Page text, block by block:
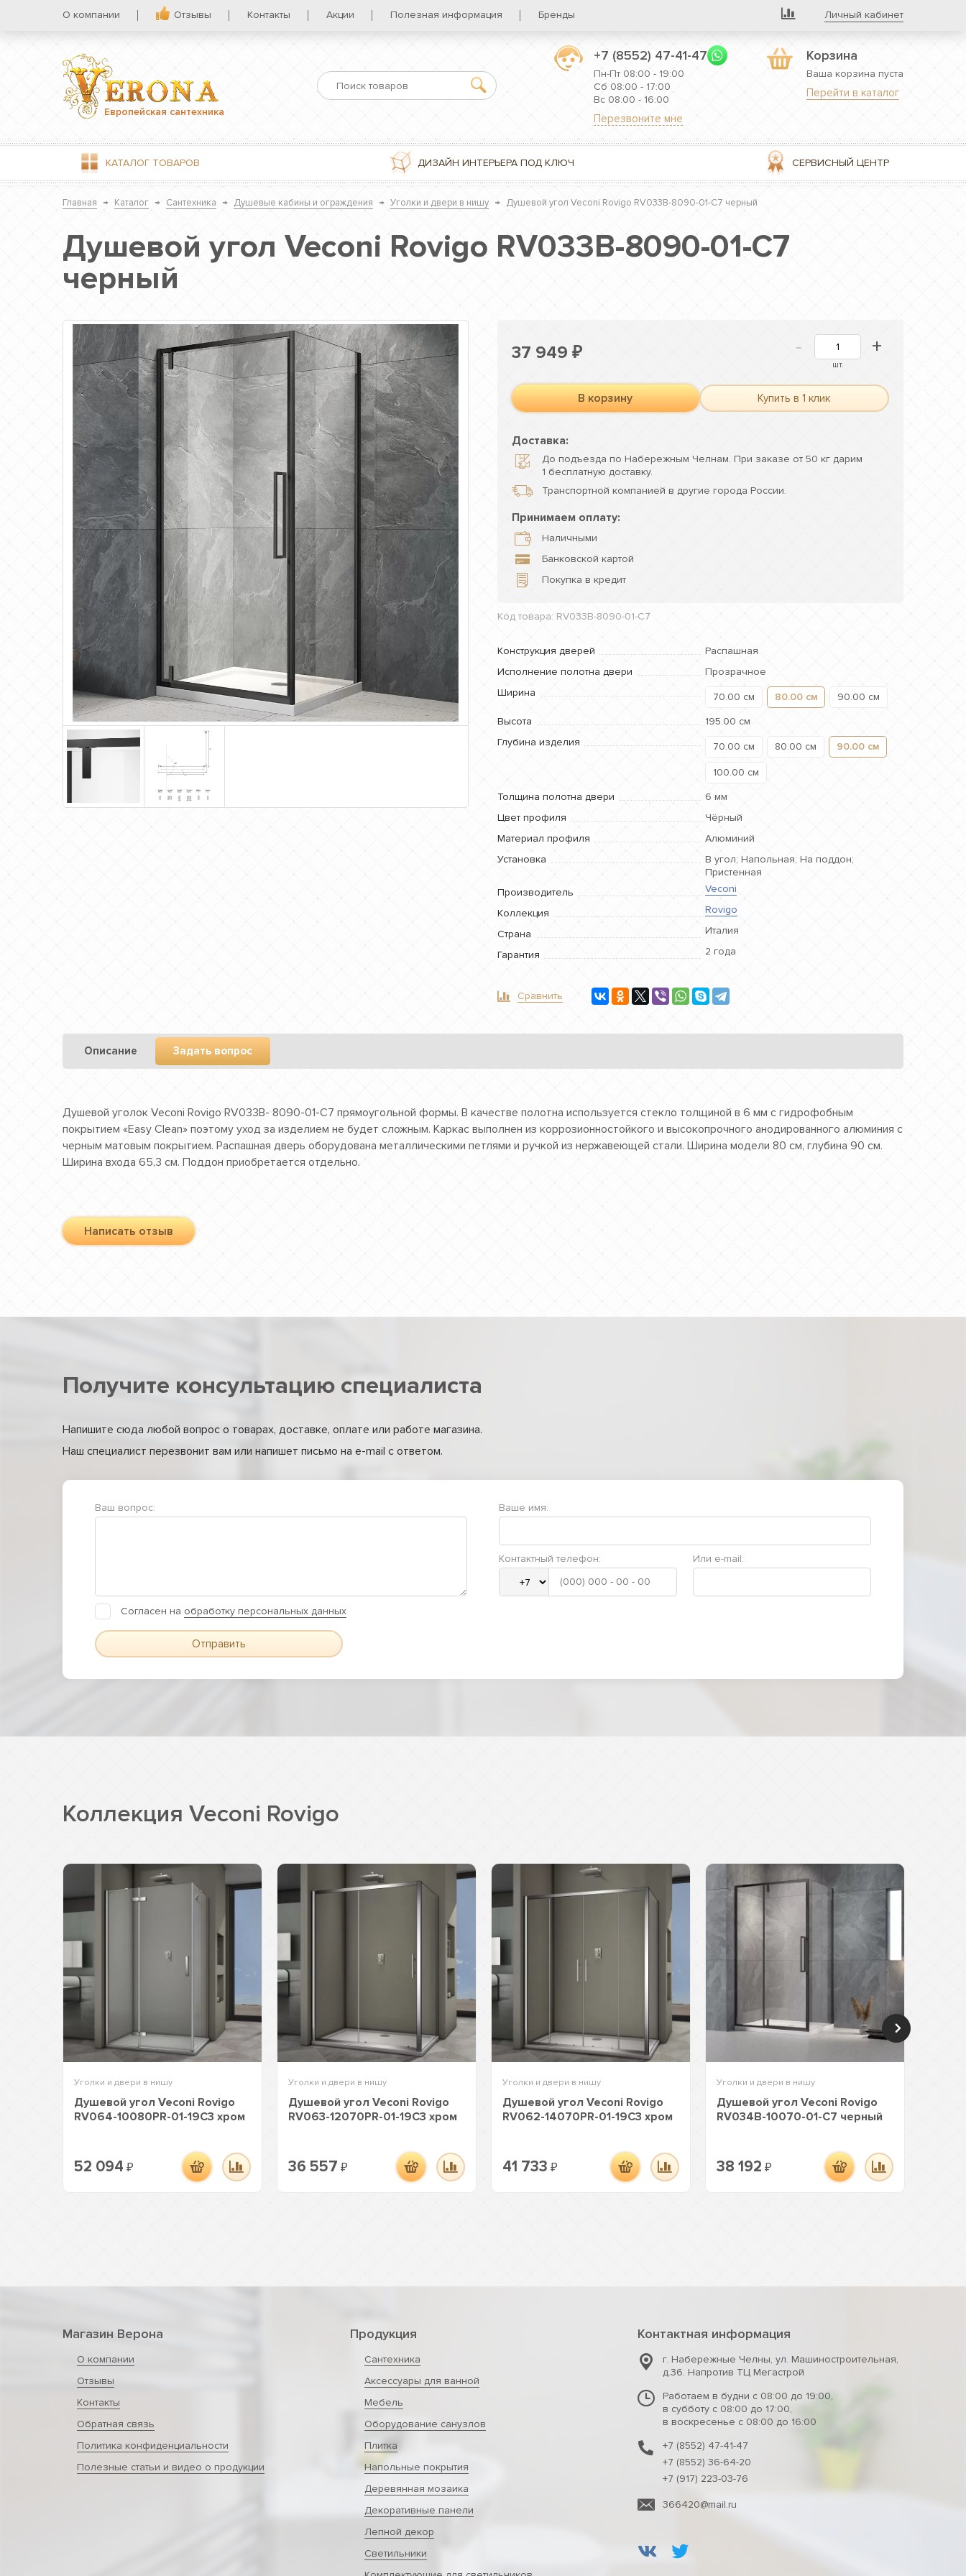
О компании Отзывы Контакты Акции Полезная информация Бренды Личный кабинет
Европейская сантехника
Корзина
Ваша корзина пуста
Перейти в каталог
+7 (8552) 47-41-47
Пн-Пт 08:00 - 19:00
Сб 08:00 - 17:00
Вс 08:00 - 16:00
Перезвоните мне
КАТАЛОГ ТОВАРОВ ДИЗАЙН ИНТЕРЬЕРА ПОД КЛЮЧ СЕРВИСНЫЙ ЦЕНТР
Главная → Каталог → Сантехника → Душевые кабины и ограждения → Уголки и двери в нишу → Душевой угол Veconi Rovigo RV033B-8090-01-C7 черный
Душевой угол Veconi Rovigo RV033B-8090-01-C7
черный
37 949 ₽ - +
шт.
В корзину Купить в 1 клик
Доставка:
До подъезда по Набережным Челнам. При заказе от 50 кг дарим
1 бесплатную доставку.
Транспортной компанией в другие города России.
Принимаем оплату:
Наличными
Банковской картой
Покупка в кредит
Код товара: RV033B-8090-01-C7
Конструкция дверей
Распашная
Исполнение полотна двери
Прозрачное
Ширина
70.00 см 80.00 см
90.00 см
Высота
195.00 см
Глубина изделия
70.00 см 80.00 см 90.00 см
100.00 см
Толщина полотна двери
6 мм
Цвет профиля
Чёрный
Материал профиля
Алюминий
Установка
В угол; Напольная; На поддон;
Пристенная
Производитель
Veconi
Коллекция
Rovigo
Страна
Италия
Гарантия
2 года
Сравнить
Описание Задать вопрос
Душевой уголок Veconi Rovigo RV033B- 8090-01-C7 прямоугольной формы. В качестве полотна используется стекло толщиной в 6 мм с гидрофобным
покрытием «Easy Clean» поэтому уход за изделием не будет сложным. Каркас выполнен из коррозионностойкого и высокопрочного анодированного алюминия с
черным матовым покрытием. Распашная дверь оборудована металлическими петлями и ручкой из нержавеющей стали. Ширина модели 80 см, глубина 90 см.
Ширина входа 65,3 см. Поддон приобретается отдельно.
Написать отзыв
Получите консультацию специалиста
Напишите сюда любой вопрос о товарах, доставке, оплате или работе магазина.
Наш специалист перезвонит вам или напишет письмо на e-mail с ответом.
Ваш вопрос: Ваше имя:
Контактный телефон: Или e-mail:
Согласен на обработку персональных данных
Отправить
Коллекция Veconi Rovigo
Уголки и двери в нишу
Душевой угол Veconi Rovigo
RV064-10080PR-01-19C3 хром
52 094 ₽
Уголки и двери в нишу
Душевой угол Veconi Rovigo
RV063-12070PR-01-19C3 хром
36 557 ₽
Уголки и двери в нишу
Душевой угол Veconi Rovigo
RV062-14070PR-01-19C3 хром
41 733 ₽
Уголки и двери в нишу
Душевой угол Veconi Rovigo
RV034B-10070-01-C7 черный
38 192 ₽
Магазин Верона
О компании
Отзывы
Контакты
Обратная связь
Политика конфиденциальности
Полезные статьи и видео о продукции
Продукция
Сантехника
Аксессуары для ванной
Мебель
Оборудование санузлов
Плитка
Напольные покрытия
Деревянная мозаика
Декоративные панели
Лепной декор
Светильники
Контактная информация
г. Набережные Челны, ул. Машиностроительная,
д.36. Напротив ТЦ Мегастрой
Работаем в будни с 08:00 до 19:00,
в субботу с 08:00 до 17:00,
в воскресенье с 08:00 до 16:00
+7 (8552) 47-41-47
+7 (8552) 36-64-20
+7 (917) 223-03-76
366420@mail.ru